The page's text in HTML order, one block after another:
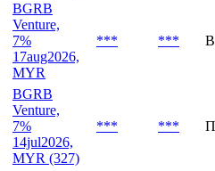
BGRB
Venture,
7%
17aug2026,
MYR
*** ***
BGRB
Venture,
7%
14jul2026,
MYR (327)
*** ***